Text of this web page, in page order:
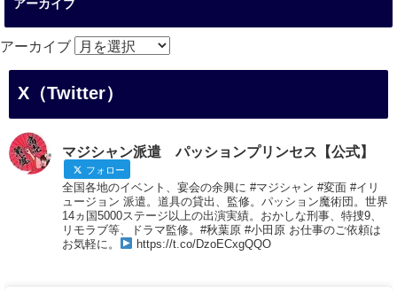
アーカイブ
アーカイブ
X（Twitter）
マジシャン派遣 パッションプリンセス【公式】
フォロー
全国各地のイベント、宴会の余興に #マジシャン #変面 #イリ
ュージョン 派遣。道具の貸出、監修。パッション魔術団。世界
14ヵ国5000ステージ以上の出演実績。おかしな刑事、特捜9、
リモラブ等、ドラマ監修。#秋葉原 #小田原 お仕事のご依頼は
お気軽に。
https://t.co/DzoECxgQQO